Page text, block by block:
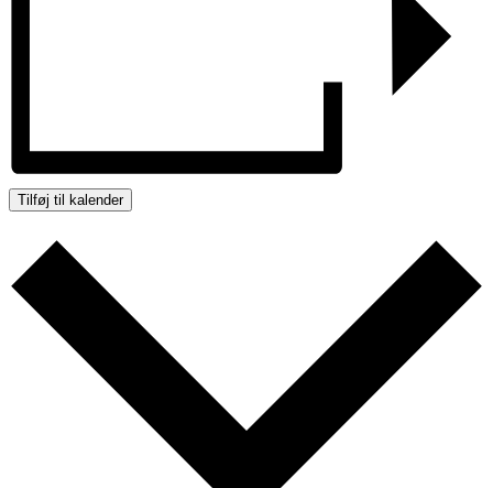
Tilføj til kalender